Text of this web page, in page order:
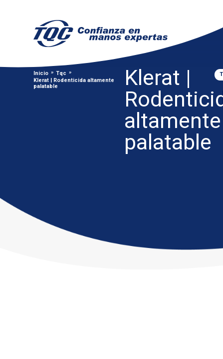
Inicio » Tqc »
Klerat | Rodenticida altamente
palatable
Klerat |
altamente
palatable